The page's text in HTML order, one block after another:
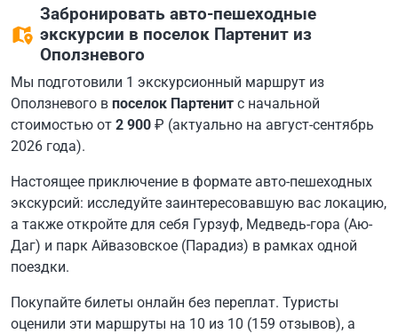
Забронировать авто-пешеходные
экскурсии в поселок Партенит из
Оползневого
Мы подготовили 1 экскурсионный маршрут из
Оползневого в поселок Партенит с начальной
стоимостью от 2 900 ₽ (актуально на август-сентябрь
2026 года).
Настоящее приключение в формате авто-пешеходных
экскурсий: исследуйте заинтересовавшую вас локацию,
а также откройте для себя Гурзуф, Медведь-гора (Аю-
Даг) и парк Айвазовское (Парадиз) в рамках одной
поездки.
Покупайте билеты онлайн без переплат. Туристы
оценили эти маршруты на 10 из 10 (159 отзывов), а